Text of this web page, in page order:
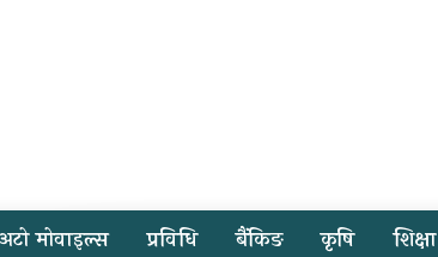
मोवाइल्स प्रविधि बैंकिङ कृषि शिक्षा